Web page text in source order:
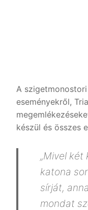
A
eseményekről,
készül és összes
„Mivel
katona
sírját,
mondat